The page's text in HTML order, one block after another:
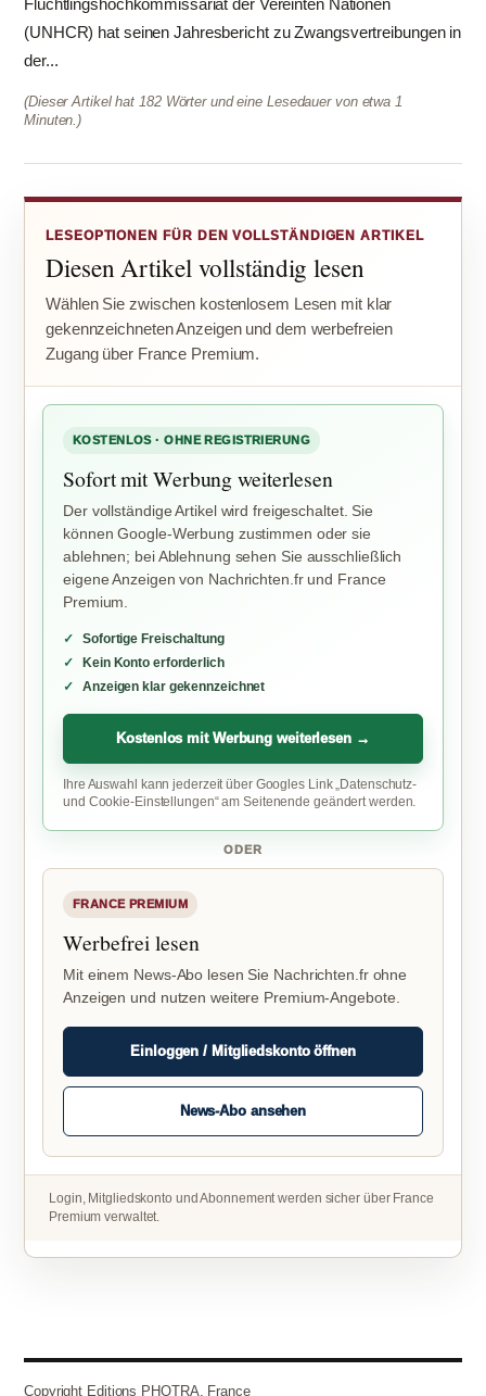
Flüchtlingshochkommissariat der Vereinten Nationen
(UNHCR) hat seinen Jahresbericht zu Zwangsvertreibungen in
der...
(Dieser Artikel hat 182 Wörter und eine Lesedauer von etwa 1
Minuten.)
LESEOPTIONEN FÜR DEN VOLLSTÄNDIGEN ARTIKEL
Diesen Artikel vollständig lesen
Wählen Sie zwischen kostenlosem Lesen mit klar
gekennzeichneten Anzeigen und dem werbefreien
Zugang über France Premium.
KOSTENLOS · OHNE REGISTRIERUNG
Sofort mit Werbung weiterlesen
Der vollständige Artikel wird freigeschaltet. Sie
können Google-Werbung zustimmen oder sie
ablehnen; bei Ablehnung sehen Sie ausschließlich
eigene Anzeigen von Nachrichten.fr und France
Premium.
Sofortige Freischaltung
Kein Konto erforderlich
Anzeigen klar gekennzeichnet
Kostenlos mit Werbung weiterlesen →
Ihre Auswahl kann jederzeit über Googles Link „Datenschutz-
und Cookie-Einstellungen“ am Seitenende geändert werden.
ODER
FRANCE PREMIUM
Werbefrei lesen
Mit einem News-Abo lesen Sie Nachrichten.fr ohne
Anzeigen und nutzen weitere Premium-Angebote.
Einloggen / Mitgliedskonto öffnen
News-Abo ansehen
Login, Mitgliedskonto und Abonnement werden sicher über France
Premium verwaltet.
Copyright Editions PHOTRA, France